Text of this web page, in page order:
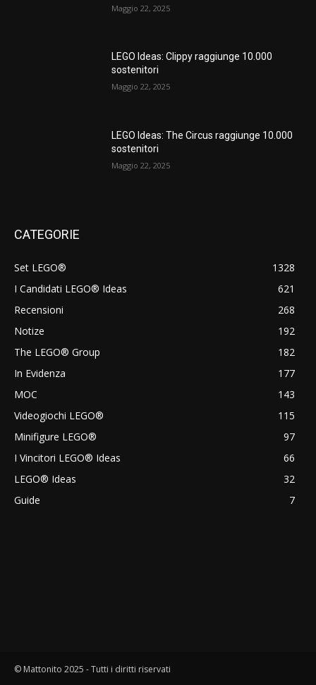
Maggio 22, 2025
LEGO Ideas: Clippy raggiunge 10.000
sostenitori
Maggio 22, 2025
LEGO Ideas: The Circus raggiunge 10.000
sostenitori
Maggio 22, 2025
CATEGORIE
Set LEGO®
1328
I Candidati LEGO® Ideas
621
Recensioni
268
Notize
192
The LEGO® Group
182
In Evidenza
177
MOC
143
Videogiochi LEGO®
115
Minifigure LEGO®
97
I Vincitori LEGO® Ideas
66
LEGO® Ideas
32
Guide
7
© Mattonito 2025 - Tutti i diritti riservati